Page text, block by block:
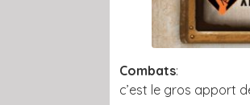
Combats:
c’est le gros apport